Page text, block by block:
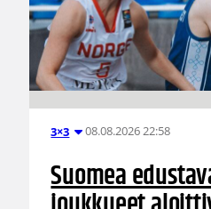
3×3 08.08.2026 22:58
Suomea